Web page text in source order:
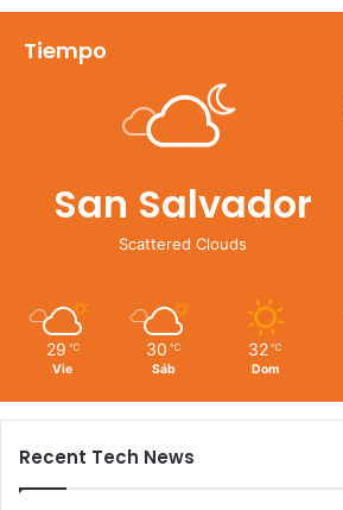
Tiempo
San Salvador
Scattered Clouds
29 ℃
Vie
30 ℃
Sáb
32 ℃
Dom
Recent Tech News